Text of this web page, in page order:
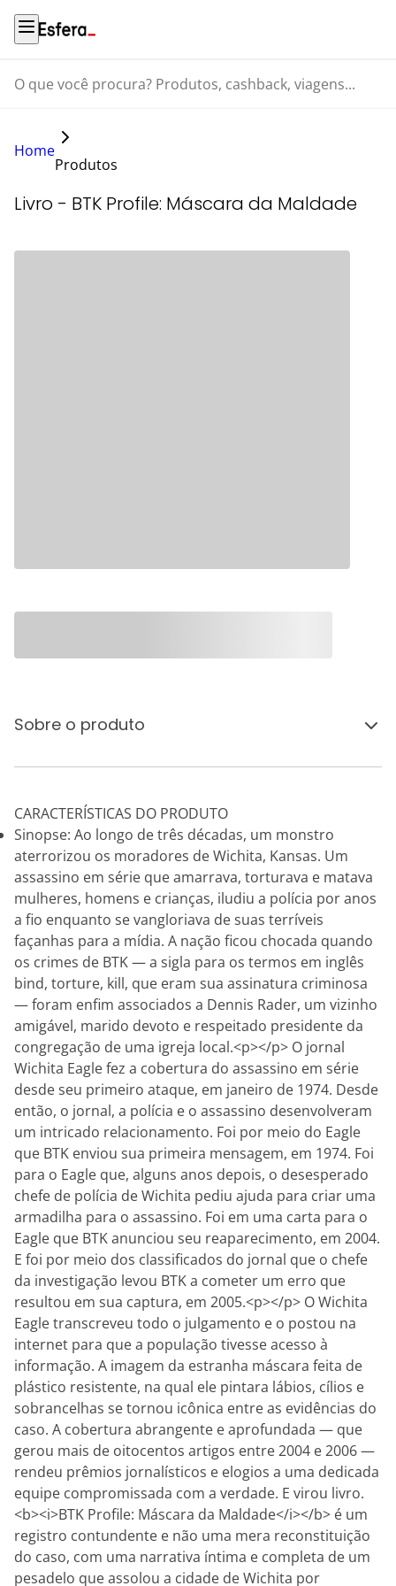
O que você procura? Produtos, cashback, viagens...
Home
Produtos
Livro - BTK Profile: Máscara da Maldade
Sobre o produto
CARACTERÍSTICAS DO PRODUTO
Sinopse: Ao longo de três décadas, um monstro
aterrorizou os moradores de Wichita, Kansas. Um
assassino em série que amarrava, torturava e matava
mulheres, homens e crianças, iludiu a polícia por anos
a fio enquanto se vangloriava de suas terríveis
façanhas para a mídia. A nação ficou chocada quando
os crimes de BTK — a sigla para os termos em inglês
bind, torture, kill, que eram sua assinatura criminosa
— foram enfim associados a Dennis Rader, um vizinho
amigável, marido devoto e respeitado presidente da
congregação de uma igreja local.<p></p> O jornal
Wichita Eagle fez a cobertura do assassino em série
desde seu primeiro ataque, em janeiro de 1974. Desde
então, o jornal, a polícia e o assassino desenvolveram
um intricado relacionamento. Foi por meio do Eagle
que BTK enviou sua primeira mensagem, em 1974. Foi
para o Eagle que, alguns anos depois, o desesperado
chefe de polícia de Wichita pediu ajuda para criar uma
armadilha para o assassino. Foi em uma carta para o
Eagle que BTK anunciou seu reaparecimento, em 2004.
E foi por meio dos classificados do jornal que o chefe
da investigação levou BTK a cometer um erro que
resultou em sua captura, em 2005.<p></p> O Wichita
Eagle transcreveu todo o julgamento e o postou na
internet para que a população tivesse acesso à
informação. A imagem da estranha máscara feita de
plástico resistente, na qual ele pintara lábios, cílios e
sobrancelhas se tornou icônica entre as evidências do
caso. A cobertura abrangente e aprofundada — que
gerou mais de oitocentos artigos entre 2004 e 2006 —
rendeu prêmios jornalísticos e elogios a uma dedicada
equipe compromissada com a verdade. E virou livro.
<b><i>BTK Profile: Máscara da Maldade</i></b> é um
registro contundente e não uma mera reconstituição
do caso, com uma narrativa íntima e completa de um
pesadelo que assolou a cidade de Wichita por